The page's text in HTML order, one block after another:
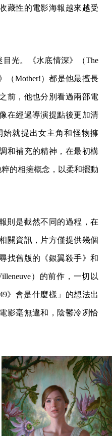
藏性的電影海報越來越受
目光。《水底情深》（The
（Mother!）都是他最擅長
前，他也分別看過兩部電
在經過導演提點後更加清
就提出女主角和怪物擁
和補充的精神，在最初構
粹的相擁概念，以柔和擺動
則是截然不同的過程，在
關資訊，片方僅提供幾個
找舊版的《銀翼殺手》和
）的前作，一切以
》會是什麼樣」的想法出
影毫無違和，陰鬱冷冽恰